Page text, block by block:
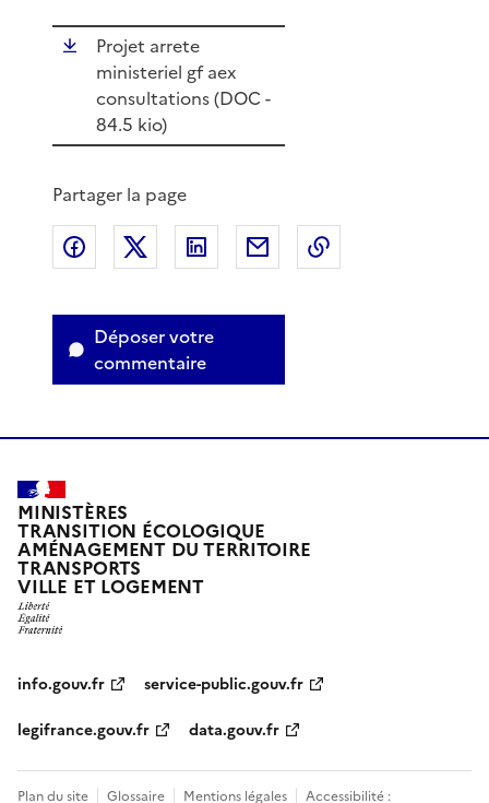
Projet arrete
ministeriel gf aex
consultations (DOC-
84.5 kio)
Partager la page
Partager sur Facebook
Partager sur XPartager sur LinkedIn
Partager par email
Déposer votre
commentaire
MINISTÈRES
TRANSITION ÉCOLOGIQUE
AMÉNAGEMENT DU TERRITOIRE
TRANSPORTS
VILLE ET LOGEMENT
info.gouv.fr
service-public.gouv.fr
legifrance.gouv.fr
data.gouv.fr
Plan du site Glossaire Mentions légales Accessibilité :